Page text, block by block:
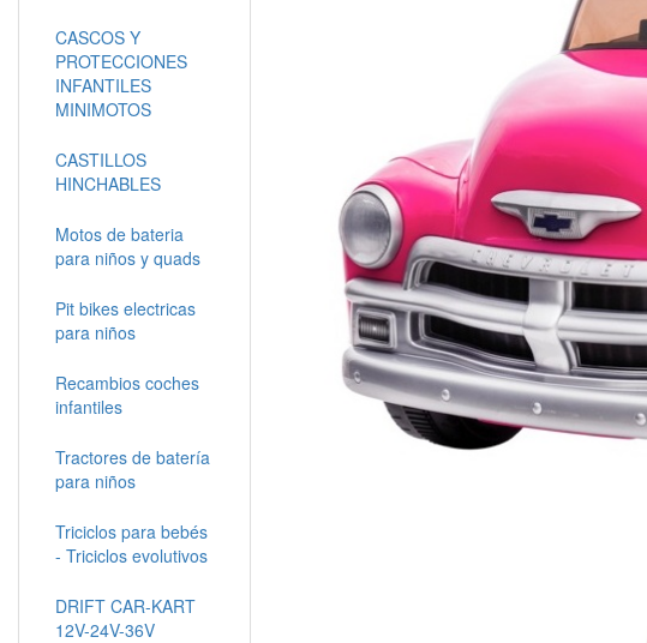
CASCOS Y
PROTECCIONES
INFANTILES
MINIMOTOS
CASTILLOS
HINCHABLES
Motos de bateria
para niños y quads
Pit bikes electricas
para niños
Recambios coches
infantiles
Tractores de batería
para niños
Triciclos para bebés
- Triciclos evolutivos
DRIFT CAR-KART
12V-24V-36V